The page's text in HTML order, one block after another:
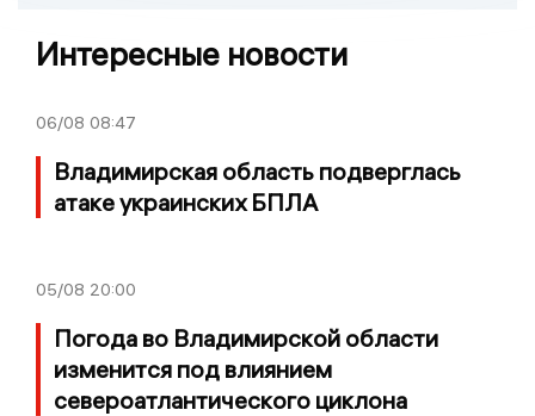
Интересные новости
06/08 08:47
Владимирская область подверглась
атаке украинских БПЛА
05/08 20:00
Погода во Владимирской области
изменится под влиянием
североатлантического циклона